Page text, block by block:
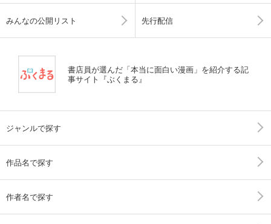
みんなの公開リスト 先行配信
書店員が選んだ「本当に面白い漫画」を紹介する記
事サイト『ぶくまる』
ジャンルで探す
作品名で探す
作者名で探す